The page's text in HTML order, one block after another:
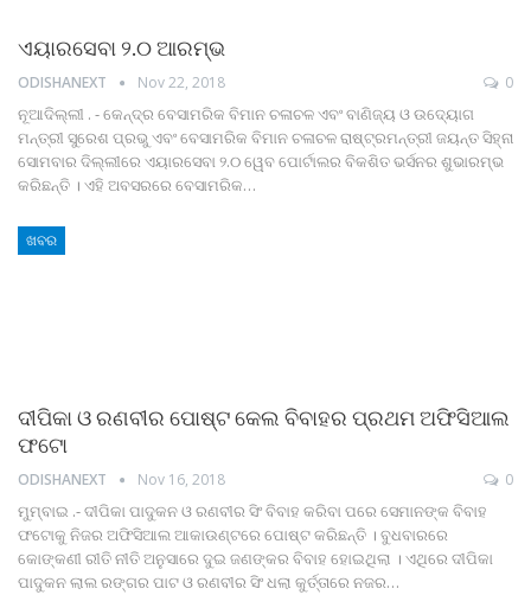
ଏୟାରସେବା ୨.୦ ଆରମ୍ଭ
ODISHANEXT Nov 22, 2018 0
ନୂଆଦିଲ୍ଲୀ . - କେନ୍ଦ୍ର ବେସାମରିକ ବିମାନ ଚଳାଚଳ ଏବଂ ବାଣିଜ୍ୟ ଓ ଉଦ୍ୟୋଗ
ମନ୍ତ୍ରୀ ସୁରେଶ ପ୍ରଭୁ ଏବଂ ବେସାମରିକ ବିମାନ ଚଳାଚଳ ରାଷ୍ଟ୍ରମନ୍ତ୍ରୀ ଜୟନ୍ତ ସିହ୍ନା
ସୋମବାର ଦିଲ୍ଲୀରେ ଏୟାରସେବା ୨.୦ ୱେବ ପୋର୍ଟାଲର ବିକଶିତ ଭର୍ସନର ଶୁଭାରମ୍ଭ
କରିଛନ୍ତି । ଏହି ଅବସରରେ ବେସାମରିକ…
ଖବର
ଦୀପିକା ଓ ରଣବୀର ପୋଷ୍ଟ କେଲ ବିବାହର ପ୍ରଥମ ଅଫିସିଆଲ
ଫଟୋ
ODISHANEXT Nov 16, 2018 0
ମୁମ୍ବାଇ .- ଦୀପିକା ପାଦୁକନ ଓ ରଣବୀର ସିଂ ବିବାହ କରିବା ପରେ ସେମାନଙ୍କ ବିବାହ
ଫଟୋକୁ ନିଜର ଅଫିସିଆଲ ଆକାଉଣ୍ଟରେ ପୋଷ୍ଟ କରିଛନ୍ତି । ବୁଧବାରରେ
କୋଙ୍କଣୀ ରୀତି ନୀତି ଅନୁସାରେ ଦୁଇ ଜଣଙ୍କର ବିବାହ ହୋଇଥିଲା । ଏଥିରେ ଦୀପିକା
ପାଦୁକନ ଲାଲ ରଙ୍ଗର ପାଟ ଓ ରଣବୀର ସିଂ ଧଲା କୁର୍ତ୍ତାରେ ନଜର…